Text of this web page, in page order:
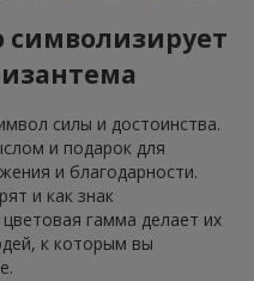
символизирует
силы и достоинства.
и подарок для
и благодарности.
и как знак
гамма делает их
к которым вы